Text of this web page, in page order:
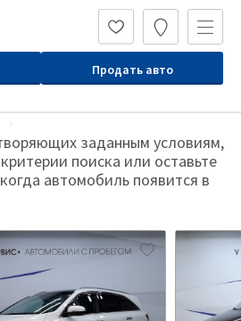
Продать авто
заданным условиям,
поиска или оставьте
автомобиль появится в